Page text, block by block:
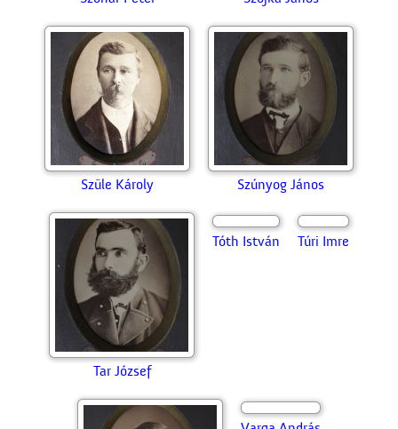
Szebeni Sándor Szekeres Miklós
Szohár Péter